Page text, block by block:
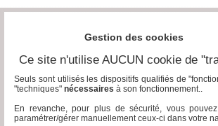
Gestion des cookies
Ce site n'utilise AUCUN cookie de
Seuls sont utilisés les dispositifs qualifiés de
"techniques" nécessaires à son fonctionnement..
En revanche, pour plus de sécurité, vous
paramétrer/gérer manuellement ceux-ci dans votre